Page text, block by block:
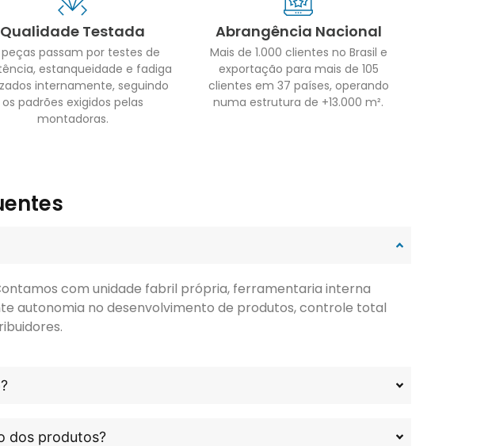
Qualidade Testada
peças passam por testes de
estanqueidade e fadiga
internamente, seguindo
os padrões exigidos pelas
montadoras.
Abrangência Nacional
Mais de 1.000 clientes no Brasil e
exportação para mais de 105
clientes em 37 países, operando
numa estrutura de +13.000 m².
com unidade fabril própria, ferramentaria interna
autonomia no desenvolvimento de produtos, controle total
dos produtos?